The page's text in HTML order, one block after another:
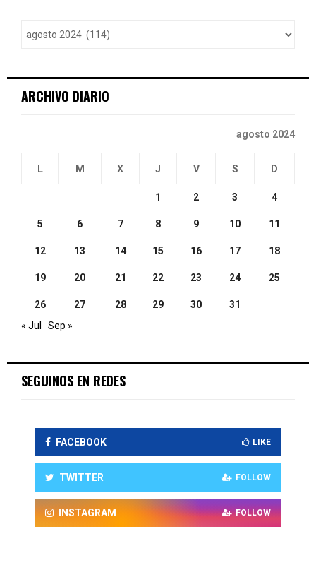
ARCHIVO DIARIO
agosto 2024
L M X J V S D
1 2 3 4
5 6 7 8 9 10 11
12 13 14 15 16 17 18
19 20 21 22 23 24 25
26 27 28 29 30
31
« Jul
Sep »
SEGUINOS EN REDES
FACEBOOK LIKE
TWITTER FOLLOW
INSTAGRAM FOLLOW